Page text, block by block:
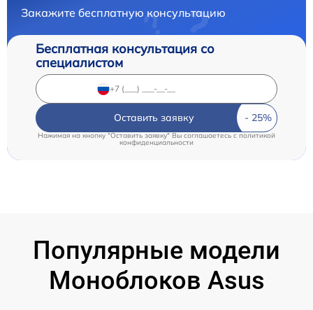
Закажите бесплатную консультацию
Бесплатная консультация со
специалистом
Оставить заявку
Нажимая на кнопку "Оставить заявку" Вы соглашаетесь cполитикой
конфиденциальности
Популярные модели
Моноблоков Asus